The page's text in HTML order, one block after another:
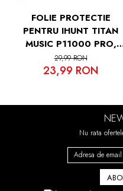
FOLIE PROTECTIE
PENTRU IHUNT TITAN
MUSIC P11000 PRO,
VDOO
29,99 RON
23,99 RON
Nu rata